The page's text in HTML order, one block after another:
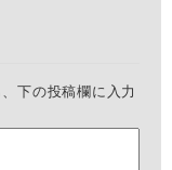
下の投稿欄に入力